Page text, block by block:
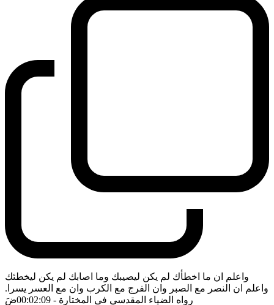
واعلم ان ما اخطأك لم يكن ليصيبك وما اصابك لم يكن ليخطئك
واعلم ان النصر مع الصبر وان الفرج مع الكرب وان مع العسر يسرا.
رواه الضياء المقدسي في المختارة - 00:02:09 ضَ